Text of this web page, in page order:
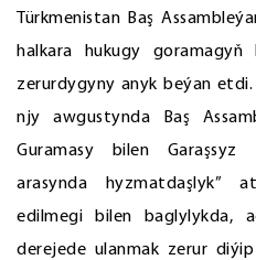
Türkmenistan Baş
halkara hukugy goramagyň
zerurdygyny anyk beýan
njy awgustynda Baş
Guramasy bilen Garaşsyz
arasynda hyzmatdaşlyk”
edilmegi bilen baglylykda,
derejede ulanmak zerur